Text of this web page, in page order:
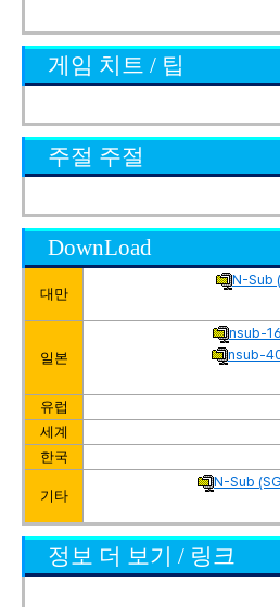
게임 치트 / 팁
주절 주절
DownLoad
대만
N-Sub
일본
nsub-
nsub-
유럽
세계
한국
기타
N-Sub
정보 더 보기 / 링크